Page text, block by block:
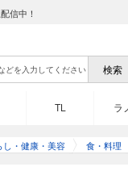
信中！
TL ラ
し・健康・美容 食・料理